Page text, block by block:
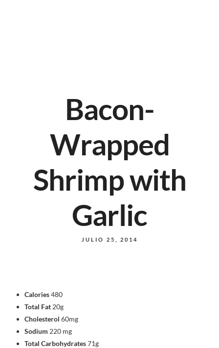
Bacon-
Wrapped
Shrimp with
Garlic
JULIO 25, 2014
Calories480
Total Fat 20g
Cholesterol 60mg
Sodium 220 mg
Total Carbohydrates71g